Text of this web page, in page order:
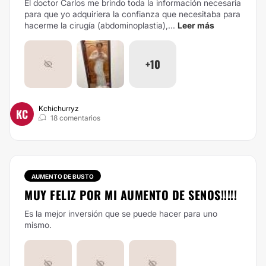
El doctor Carlos me brindo toda la información necesaria
para que yo adquiriera la confianza que necesitaba para
hacerme la cirugía (abdominoplastia),... Leer más
+10
KC
Kchichurryz
18 comentarios
AUMENTO DE BUSTO
MUY FELIZ POR MI AUMENTO DE SENOS!!!!!
Es la mejor inversión que se puede hacer para uno
mismo.